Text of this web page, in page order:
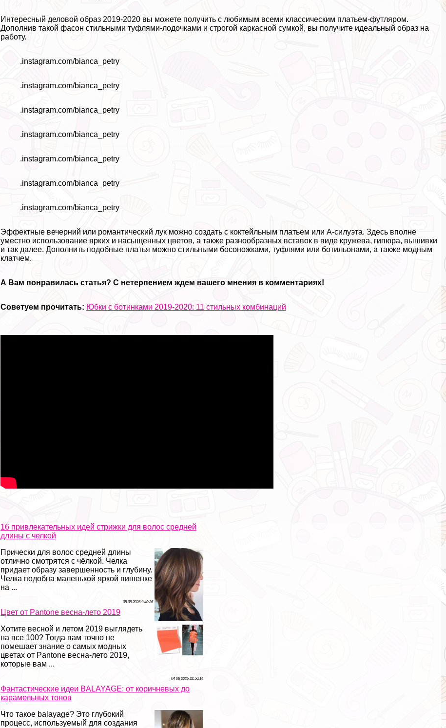
Интересный деловой образ 2019-2020 вы можете получить с любимым всеми классическим платьем-футляром.
Дополнив такой фасон стильными туфлями-лодочками и строгой каркасной сумкой, вы получите идеальный образ на
работу.
.instagram.com/bianca_petry
.instagram.com/bianca_petry
.instagram.com/bianca_petry
.instagram.com/bianca_petry
.instagram.com/bianca_petry
.instagram.com/bianca_petry
.instagram.com/bianca_petry
Эффектные вечерний или романтический лук можно создать с коктейльным платьем или А-силуэта. Здесь вполне
уместно использование ярких и насыщенных цветов, а также разнообразных вставок в виде кружева, гипюра, вышивки
и так далее. Дополнить подобные платья можно стильными босоножками, туфлями или ботильонами, а также модным
клатчем.
А Вам понравилась статья? С нетерпением ждем вашего мнения в комментариях!
Советуем прочитать: Юбки с ботинками 2019-2020: 11 стильных комбинаций
16 привлекательных идей стрижки для волос средней
длины с челкой
Прически для волос средней длины
отлично смотрятся с чёлкой. Челка
придает образу завершенность и глубину.
Челка подобна маленькой яркой вишенке
на ...
05 08 2026 9:40:36
Цвет от Pantone весна-лето 2019
Хотите весной и летом 2019 выглядеть
на все 100? Тогда вам точно не
помешает знание о самых модных
цветах от Pantone весна-лето 2019,
которые вам ...
04 08 2026 22:50:14
Фантастические идеи BALAYAGE: от коричневых до
карамельных тонов
Что такое balayage? Это глубокий
процесс, используемый для создания